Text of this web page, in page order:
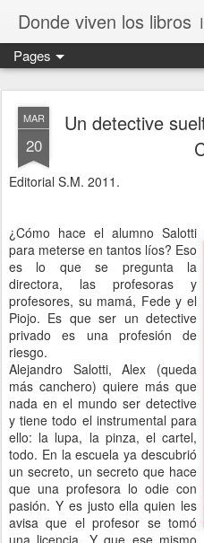
Donde viven los libros
Pages
MAR
20
Un detective
Editorial S.M. 2011.
¿Cómo hace el alumno Salotti
para meterse en tantos líos? Eso
es lo que se pregunta la
directora, las profesoras y
profesores, su mamá, Fede y el
Piojo. Es que ser un detective
privado es una profesión de
riesgo.
Alejandro Salotti, Alex (queda
más canchero) quiere más que
nada en el mundo ser detective
y tiene todo el instrumental para
ello: la lupa, la pinza, el cartel,
todo. En la escuela ya descubrió
un secreto, un secreto que hace
que una profesora lo odie con
pasión. Y es justo ella quien les
avisa que el profesor se tomó
una licencia. Y que ese mismo